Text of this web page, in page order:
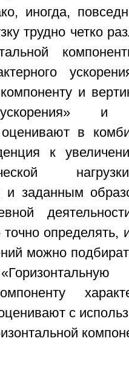
иногда,
трудно четко
и
ускорения»
оценивают в
к
и заданным
точно
можно
с